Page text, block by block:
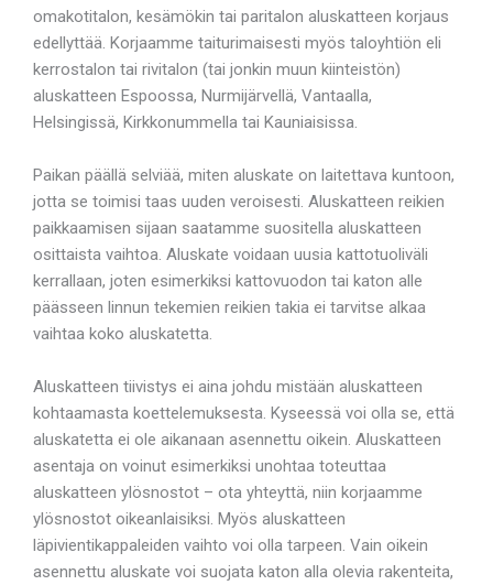
omakotitalon, kesämökin tai paritalon aluskatteen korjaus
edellyttää. Korjaamme taiturimaisesti myös taloyhtiön eli
kerrostalon tai rivitalon (tai jonkin muun kiinteistön)
aluskatteen Espoossa, Nurmijärvellä, Vantaalla,
Helsingissä, Kirkkonummella tai Kauniaisissa.
Paikan päällä selviää, miten aluskate on laitettava kuntoon,
jotta se toimisi taas uuden veroisesti. Aluskatteen reikien
paikkaamisen sijaan saatamme suositella aluskatteen
osittaista vaihtoa. Aluskate voidaan uusia kattotuoliväli
kerrallaan, joten esimerkiksi kattovuodon tai katon alle
päässeen linnun tekemien reikien takia ei tarvitse alkaa
vaihtaa koko aluskatetta.
Aluskatteen tiivistys ei aina johdu mistään aluskatteen
kohtaamasta koettelemuksesta. Kyseessä voi olla se, että
aluskatetta ei ole aikanaan asennettu oikein. Aluskatteen
asentaja on voinut esimerkiksi unohtaa toteuttaa
aluskatteen ylösnostot – ota yhteyttä, niin korjaamme
ylösnostot oikeanlaisiksi. Myös aluskatteen
läpivientikappaleiden vaihto voi olla tarpeen. Vain oikein
asennettu aluskate voi suojata katon alla olevia rakenteita,